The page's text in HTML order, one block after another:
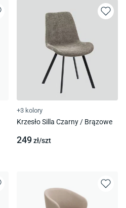
+3 kolory
Krzesło Silla Czarny / Brązowe
249zł/szt